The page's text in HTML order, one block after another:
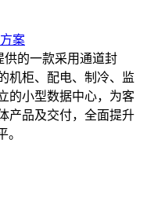
案
供的一款采用通道封
机柜、配电、制冷、监
的小型数据中心，为客
产品及交付，全面提升
。